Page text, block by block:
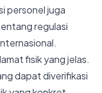
personel juga
regulasi
fisik yang jelas.
dapat diverifikasi